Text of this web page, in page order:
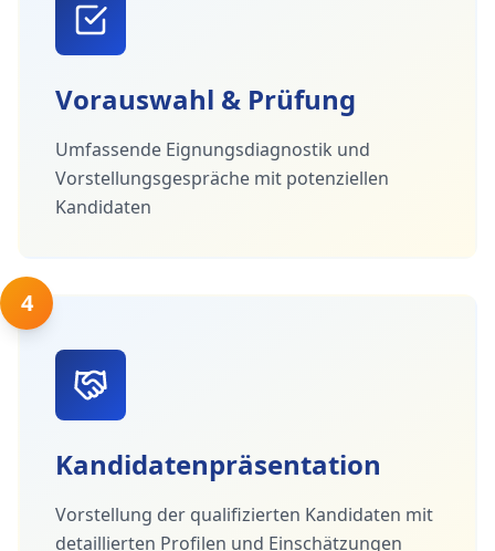
Vorauswahl & Prüfung
Umfassende Eignungsdiagnostik und
Vorstellungsgespräche mit potenziellen
Kandidaten
4
Kandidatenpräsentation
Vorstellung der qualifizierten Kandidaten mit
detaillierten Profilen und Einschätzungen